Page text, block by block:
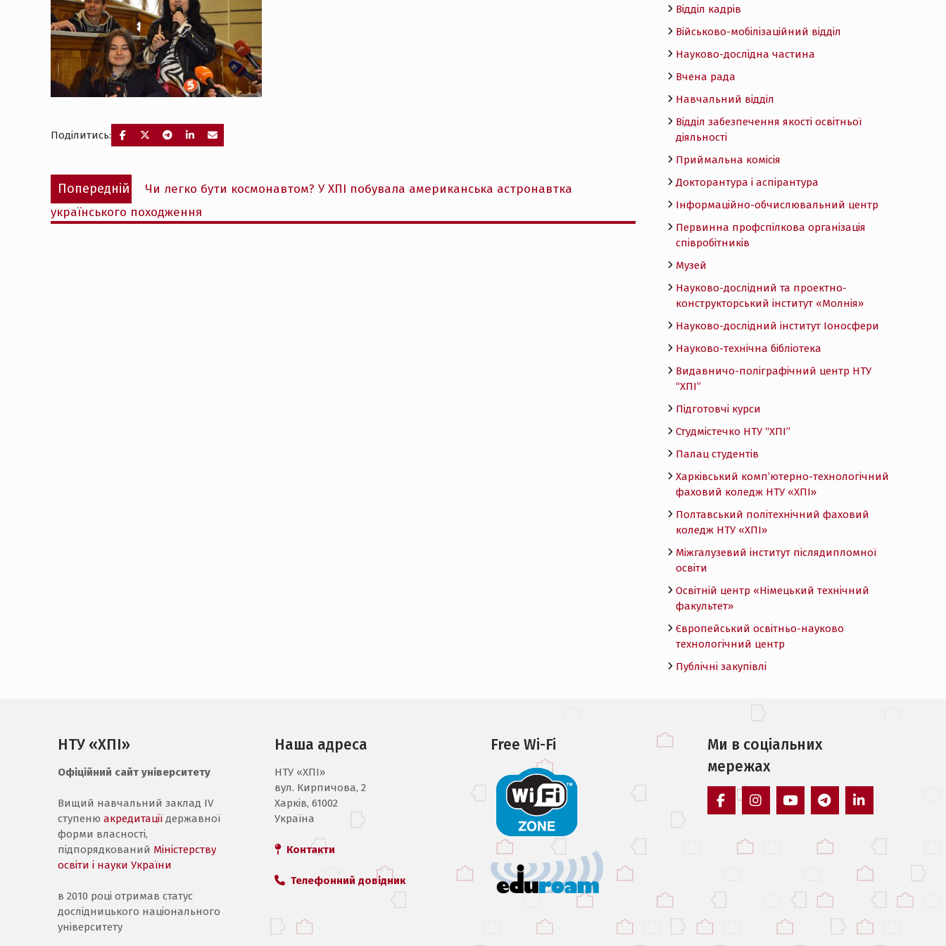
Поділитись:
Навігація
записів
Попередній
Попередній
запис:
Чи легко бути космонавтом? У ХПІ побувала американська астронавтка
українського походження
Відділ кадрів
Військово-мобілізаційний відділ
Науково-дослідна частина
Вчена рада
Навчальний відділ
Відділ забезпечення якості освітньої
діяльності
Приймальна комісія
Докторантура і аспірантура
Інформаційно-обчислювальний центр
Первинна профспілкова організація
співробітників
Музей
Науково-дослідний та проектно-
конструкторський інститут «Молнія»
Науково-дослідний інститут Іоносфери
Науково-технічна бібліотека
Видавничо-поліграфічний центр НТУ
“ХПІ”
Підготовчі курси
Студмістечко НТУ “ХПІ”
Палац студентів
Харківський комп’ютерно-технологічний
фаховий коледж НТУ «ХПI»
Полтавський політехнічний фаховий
коледж НТУ «ХПI»
Міжгалузевий інститут післядипломної
освіти
Освітній центр «Німецький технічний
факультет»
Європейський освітньо-науково
технологічний центр
Публічні закупівлі
НТУ «ХПІ»
Офіційний сайт університету
Вищий навчальний заклад IV
ступеню акредитації державної
форми власності,
підпорядкований Міністерству
освіти і науки України
в 2010 році отримав статус
дослідницького національного
університету
Наша адреса
НТУ «ХПI»
вул. Кирпичова, 2
Харків, 61002
Україна
Контакти
Телефонний довідник
Free Wi-Fi
Ми в соцiальних
мережах